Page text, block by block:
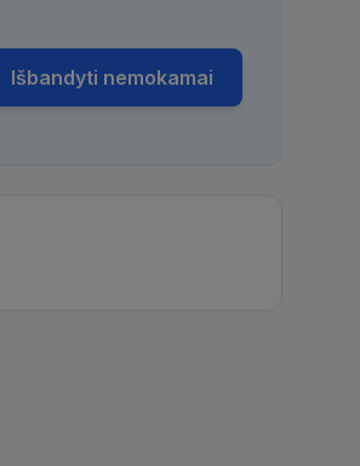
Išbandyti nemokamai